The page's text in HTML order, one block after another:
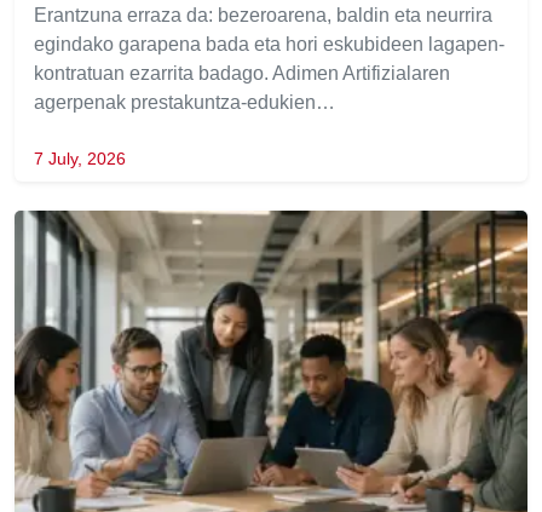
Erantzuna erraza da: bezeroarena, baldin eta neurrira
egindako garapena bada eta hori eskubideen lagapen-
kontratuan ezarrita badago. Adimen Artifizialaren
agerpenak prestakuntza-edukien…
7 July, 2026